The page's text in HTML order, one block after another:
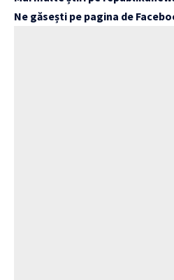
Ne găsești pe pagina de